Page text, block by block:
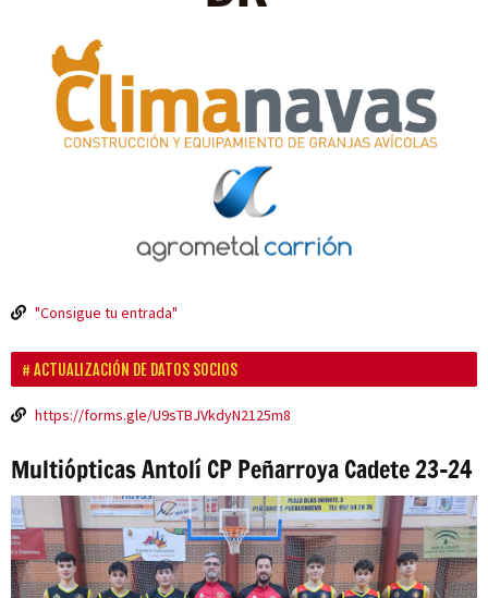
"Consigue tu entrada"
ACTUALIZACIÓN DE DATOS SOCIOS
https://forms.gle/U9sTBJVkdyN2125m8
Multiópticas Antolí CP Peñarroya Cadete 23-24